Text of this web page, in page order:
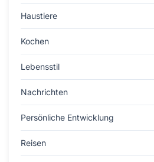
Haustiere
Kochen
Lebensstil
Nachrichten
Persönliche Entwicklung
Reisen